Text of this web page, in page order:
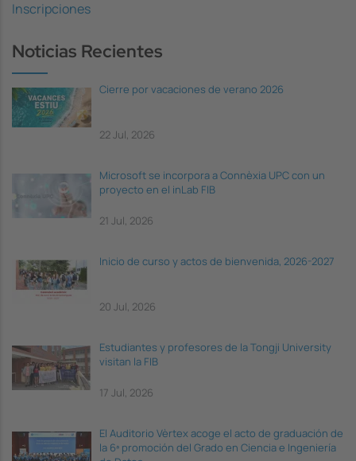
Inscripciones
Noticias Recientes
Cierre por vacaciones de verano 2026
22 Jul, 2026
Microsoft se incorpora a Connèxia UPC con un
proyecto en el inLab FIB
21 Jul, 2026
Inicio de curso y actos de bienvenida, 2026-2027
20 Jul, 2026
Estudiantes y profesores de la Tongji University
visitan la FIB
17 Jul, 2026
El Auditorio Vèrtex acoge el acto de graduación de
la 6ª promoción del Grado en Ciencia e Ingeniería